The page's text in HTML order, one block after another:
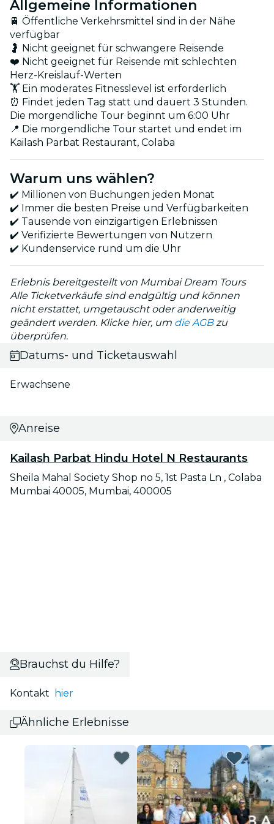
Allgemeine Informationen
🚆 Öffentliche Verkehrsmittel sind in der Nähe
verfügbar
🤰 Nicht geeignet für schwangere Reisende
❤️ Nicht geeignet für Reisende mit schlechten
Herz-Kreislauf-Werten
🏋️ Ein moderates Fitnesslevel ist erforderlich
⏰ Findet jeden Tag statt und dauert 3 Stunden.
Die morgendliche Tour beginnt um 6:00 Uhr
📍 Die morgendliche Tour startet und endet im
Kailash Parbat Restaurant, Colaba
Warum uns wählen?
✔️ Millionen von Buchungen jeden Monat
✔️ Immer die besten Preise und Verfügbarkeiten
✔️ Tausende von einzigartigen Erlebnissen
✔️ Verifizierte Bewertungen von Nutzern
✔️ Kundenservice rund um die Uhr
Erlebnis bereitgestellt von Mumbai Dream Tours
Alle Ticketverkäufe sind endgültig und können
nicht erstattet, umgetauscht oder anderweitig
geändert werden. Klicke hier, um die AGBzu
überprüfen.
Datums- und Ticketauswahl
Erwachsene
Anreise
Kailash Parbat Hindu Hotel N Restaurants
Sheila Mahal Society Shop no 5, 1st Pasta Ln , Colaba
Mumbai 40005, Mumbai, 400005
Brauchst du Hilfe?
Kontakt hier
Ähnliche Erlebnisse